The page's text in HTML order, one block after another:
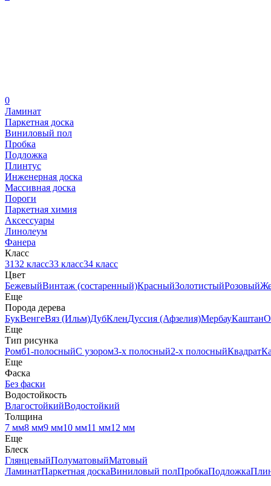
0
Ламинат
Паркетная доска
Виниловый пол
Пробка
Подложка
Плинтус
Инженерная доска
Массивная доска
Пороги
Паркетная химия
Аксессуары
Линолеум
Фанера
Класс
3132 класс33 класс34 класс
Цвет
БежевыйВинтаж (состаренный)КрасныйЗолотистыйРозовый
Еще
Порода дерева
БукВенгеВяз (Ильм)ДубКленДуссия (Афзелия)МербауКаштан
Еще
Тип рисунка
Ромб1-полосныйС узором3-х полосный2-х полосныйКвадрат
Еще
Фаска
Без фаски
Водостойкость
ВлагостойкийВодостойкий
Толщина
7 мм8 мм9 мм10 мм11 мм12 мм
Еще
Блеск
ГлянцевыйПолуматовыйМатовый
ЛаминатПаркетная доскаВиниловый полПробкаПодложка